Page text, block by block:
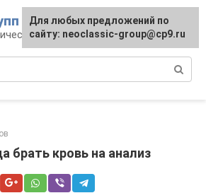
манипуляций
брать кровь на анализ
Для любых предложений по
сайту: neoclassic-group@cp9.ru